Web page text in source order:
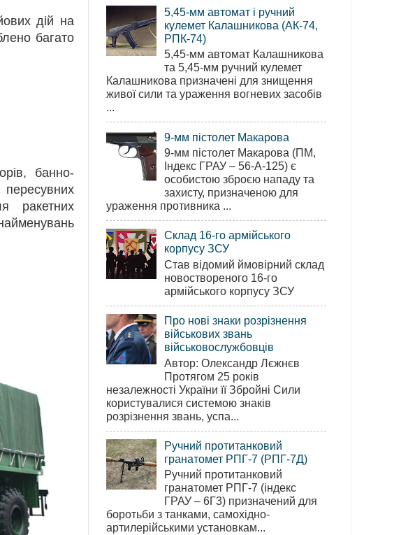
дій на
багато
банно-
ракетних
5,45-мм автомат і ручний
кулемет Калашникова (АК-74,
РПК-74)
5,45-мм автомат Калашникова
та 5,45-мм ручний кулемет
Калашникова призначені для знищення
живої сили та ураження вогневих засобів
...
9-мм пістолет Макарова
9-мм пістолет Макарова (ПМ,
Індекс ГРАУ – 56-А-125) є
особистою зброєю нападу та
захисту, призначеною для
ураження противника ...
Склад 16-го армійського
корпусу ЗСУ
Став відомий ймовірний склад
новоствореного 16-го
армійського корпусу ЗСУ
Про нові знаки розрізнення
військових звань
військовослужбовців
Автор: Олександр Лєжнєв
Протягом 25 років
незалежності України її Збройні Сили
користувалися системою знаків
розрізнення звань, успа...
Ручний протитанковий
гранатомет РПГ-7 (РПГ-7Д)
Ручний протитанковий
гранатомет РПГ-7 (індекс
ГРАУ – 6Г3) призначений для
боротьби з танками, самохідно-
артилерійськими установкам...